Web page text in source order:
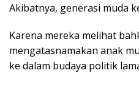
Akibatnya, generasi muda
Karena mereka melihat
mengatasnamakan anak
ke dalam budaya politik